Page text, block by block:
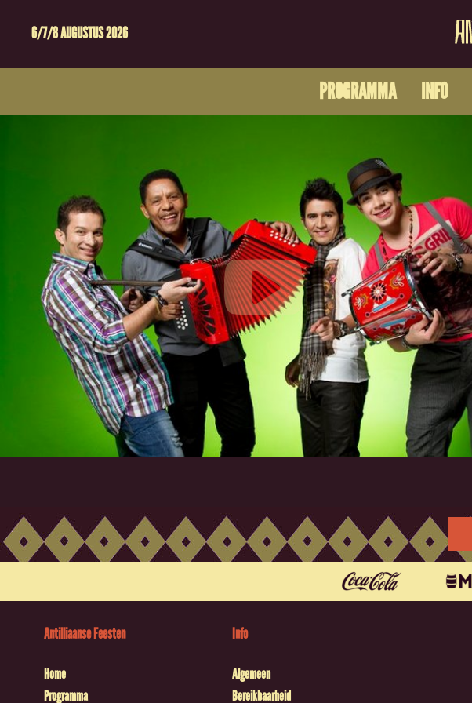
6/7/8 AUGUSTUS 2026
PROGRAMMA INFO
Antilliaanse Feesten
Home
Programma
Info
Algemeen
Bereikbaarheid